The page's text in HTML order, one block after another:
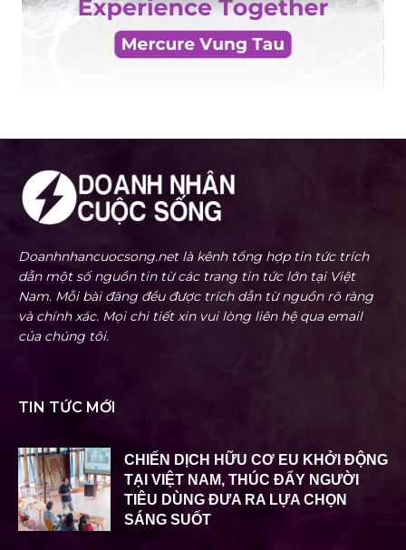
Doanhnhancuocsong.net là kênh tổng hợp tin tức trích
dẫn một số nguồn tin từ các trang tin tức lớn tại Việt
Nam. Mỗi bài đăng đều được trích dẫn từ nguồn rõ ràng
và chính xác. Mọi chi tiết xin vui lòng liên hệ qua email
của chúng tôi.
TIN TỨC MỚI
CHIẾN DỊCH HỮU CƠ EU KHỞI ĐỘNG
TẠI VIỆT NAM, THÚC ĐẨY NGƯỜI
TIÊU DÙNG ĐƯA RA LỰA CHỌN
SÁNG SUỐT